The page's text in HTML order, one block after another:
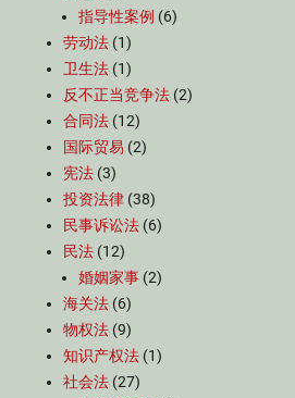
指导性案例 (6)
劳动法 (1)
卫生法 (1)
反不正当竞争法 (2)
合同法 (12)
国际贸易 (2)
宪法 (3)
投资法律 (38)
民事诉讼法 (6)
民法 (12)
婚姻家事 (2)
海关法 (6)
物权法 (9)
知识产权法 (1)
社会法 (27)